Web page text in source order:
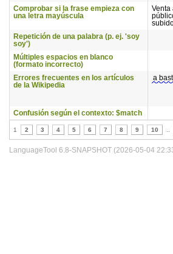
Comprobar si la frase empieza con
una letra mayúscula
Venta
Repetición de una palabra (p. ej. 'soy
soy')
Múltiples espacios en blanco
(formato incorrecto)
Errores frecuentes en los artículos
de la Wikipedia
a
Confusión según el contexto: $match
1 2 3 4 5 6 7 8 9 10
LanguageTool 6.8-SNAPSHOT (2026-05-04